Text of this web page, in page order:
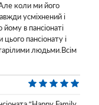
коли ми його
усміхнений і
в пансіонаті
пансіонату і
людьми.Всім